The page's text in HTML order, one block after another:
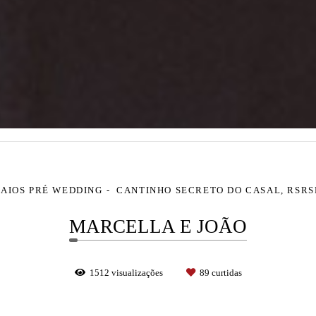
PRÉ WEDDING CANTINHO SECRETO DO CASAL,
MARCELLA E JOÃO
1512 visualizações 89 curtidas